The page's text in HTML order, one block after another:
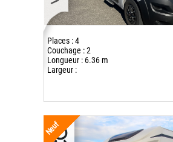
Places : 4
Couchage : 2
Longueur : 6.36 m
Largeur :
Neuf